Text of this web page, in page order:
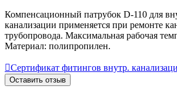
Компенсационный патрубок D-110 для
канализации применяется при ремонте
трубопровода. Максимальная рабочая
Материал: полипропилен.
Сертификат фитингов внутр.
Оставить отзыв